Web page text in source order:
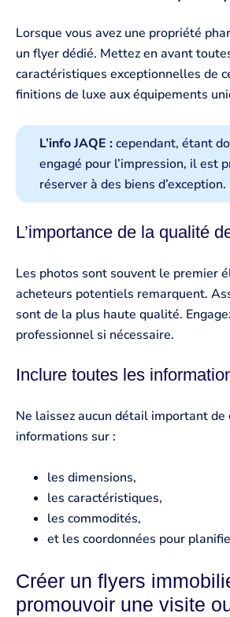
Lorsque vous avez une propriété
un flyer dédié. Mettez en avant
caractéristiques exceptionnelles de
finitions de luxe aux équipements
L’info JAQE :cependant, étant
engagé pour l’impression, il est
réserver à des biens d’exception.
L’importance de la qualité
Les photos sont souvent le premier
acheteurs potentiels remarquent.
sont de la plus haute qualité.
professionnel si nécessaire.
Inclure toutes les
Ne laissez aucun détail important de
informations sur :
les dimensions,
les caractéristiques,
les commodités,
et les coordonnées pour
Créer un flyers
promouvoir une visite